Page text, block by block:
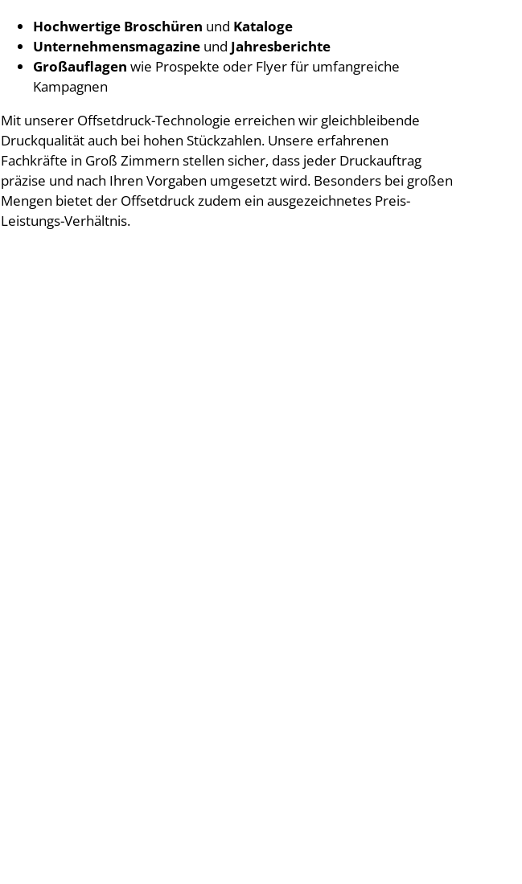
Hochwertige Broschüren und Kataloge
Unternehmensmagazineund Jahresberichte
Großauflagen wie Prospekte oder Flyer für umfangreiche
Kampagnen
Mit unserer Offsetdruck-Technologie erreichen wir gleichbleibende
Druckqualität auch bei hohen Stückzahlen. Unsere erfahrenen
Fachkräfte in Groß Zimmern stellen sicher, dass jeder Druckauftrag
präzise und nach Ihren Vorgaben umgesetzt wird. Besonders bei großen
Mengen bietet der Offsetdruck zudem ein ausgezeichnetes Preis-
Leistungs-Verhältnis.